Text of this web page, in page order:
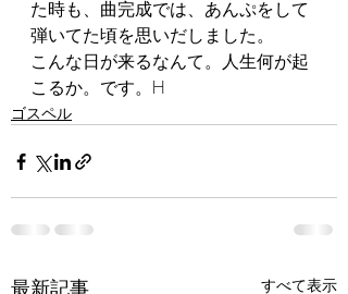
た時も、曲完成では、あんぷをして
弾いてた頃を思いだしました。
こんな日が来るなんて。人生何が起
こるか。です。H
ゴスペル
最新記事 すべて表示